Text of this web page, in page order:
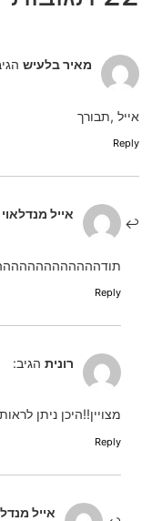
מאיר בלעיש
אייל ,תבורך
Reply
אייל מנדלאוי
Reply
רונית הגיב:
מצויין!!היכן ניתן
Reply
אייל